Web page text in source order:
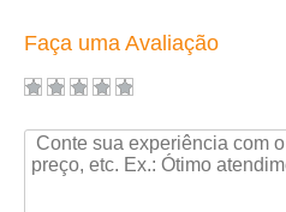
Faça uma Avaliação